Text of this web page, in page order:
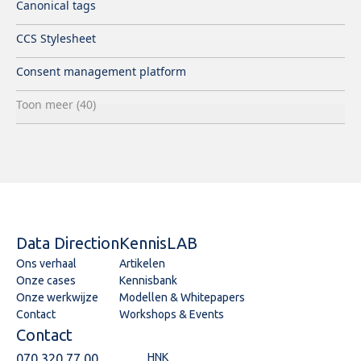
Canonical tags
CCS Stylesheet
Consent management platform
Toon meer (40)
Data Direction
Ons verhaal
Onze cases
Onze werkwijze
Contact
KennisLAB
Artikelen
Kennisbank
Modellen & Whitepapers
Workshops & Events
Contact
HNK